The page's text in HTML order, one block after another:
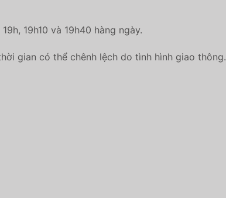
19h10 và 19h40 hàng ngày.
gian có thể chênh lệch do tình hình giao thông.